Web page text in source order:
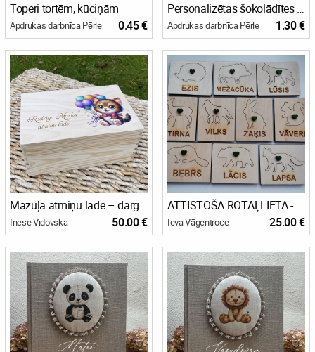
Toperi tortēm, kūciņām
Apdrukas darbnīca Pērle 0.45 €
Personalizētas šokolādītes viesiem
Apdrukas darbnīca Pērle 1.30 €
Mazuļa atmiņu lāde – dārgākajiem dzīves mirkļiem. Modelis Nr.2.
Inese Vidovska 50.00 €
ATTĪSTOŠĀ ROTAĻLIETA - KARTĪŠU KOMPLEKTI
Ieva Vāgentroce 25.00 €